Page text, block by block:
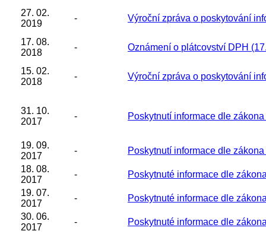
27. 02.
2019
- Výroční zpráva o poskytování
17. 08.
2018
- Oznámení o plátcovství DPH
15. 02.
2018
- Výroční zpráva o poskytování
31. 10.
2017
- Poskytnutí informace dle
19. 09.
2017
-
Poskytnutí informace dle
18. 08.
2017
-
Poskytnuté informace dle
19. 07.
2017
-
Poskytnuté informace dle
30. 06.
2017
-
Poskytnuté informace dle